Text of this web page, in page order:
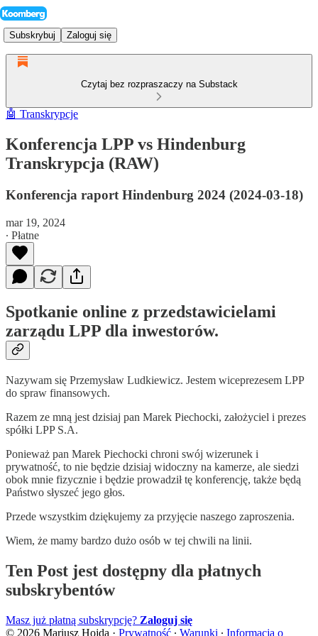
Subskrybuj Zaloguj się
Czytaj bez rozpraszaczy na Substack
🤖 Transkrypcje
Konferencja LPP vs Hindenburg
Transkrypcja (RAW)
Konferencja raport Hindenburg 2024 (2024-03-18)
mar 19, 2024
∙ Płatne
Spotkanie online z przedstawicielami
zarządu LPP dla inwestorów.
Nazywam się Przemysław Ludkiewicz. Jestem wiceprezesem LPP
do spraw finansowych.
Razem ze mną jest dzisiaj pan Marek Piechocki, założyciel i prezes
spółki LPP S.A.
Ponieważ pan Marek Piechocki chroni swój wizerunek i
prywatność, to nie będzie dzisiaj widoczny na kamerze, ale siedzi
obok mnie fizycznie i będzie prowadził tę konferencję, także będą
Państwo słyszeć jego głos.
Przede wszystkim dziękujemy za przyjęcie naszego zaproszenia.
Wiem, że mamy bardzo dużo osób w tej chwili na linii.
Ten Post jest dostępny dla płatnych
subskrybentów
Masz już płatną subskrypcję? Zaloguj się
© 2026 Mariusz Hojda · Prywatność ∙ Warunki ∙ Informacja o